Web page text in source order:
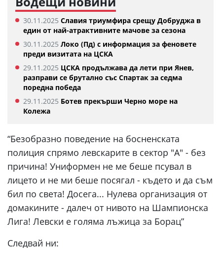
30.11.2025 Славия триумфира срещу Добруджа в
един от най-атрактивните мачове за сезона
30.11.2025 Локо (Пд) с информация за феновете
преди визитата на ЦСКА
29.11.2025 ЦСКА продължава да лети при Янев,
разправи се брутално със Спартак за седма
поредна победа
29.11.2025 Ботев прекърши Черно море на
Колежа
“Безобразно поведение на босненската
полиция спрямо левскарите в сектор "А" - без
причина! Униформен не ме беше псувал в
лицето и не ми беше посягал - където и да съм
бил по света! Досега... Нулева организация от
домакините - далеч от нивото на Шампионска
Лига! Левски е голяма лъжица за Борац”
Следвай ни: